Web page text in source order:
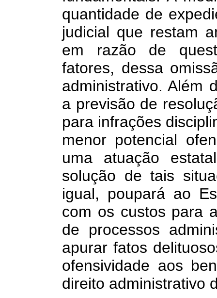
quantidade de
judicial que restam
em razão de
fatores, dessa
administrativo. Além
a previsão de
para infrações
menor potencial
uma atuação
solução de tais
igual, poupará ao
com os custos para
de processos
apurar fatos
ofensividade aos
direito administrativo